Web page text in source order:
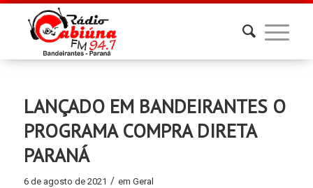
LANÇADO EM BANDEIRANTES O
PROGRAMA COMPRA DIRETA
PARANÁ
6 de agosto de 2021 / em Geral